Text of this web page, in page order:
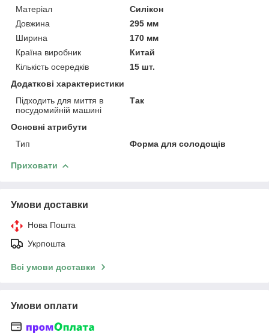
Матеріал
Силікон
Довжина
295 мм
Ширина
170 мм
Країна виробник
Китай
Кількість осередків
15 шт.
Додаткові характеристики
Підходить для миття в
посудомийній машині
Так
Основні атрибути
Тип
Форма для солодощів
Приховати
Умови доставки
Нова Пошта
Укрпошта
Всі умови доставки
Умови оплати